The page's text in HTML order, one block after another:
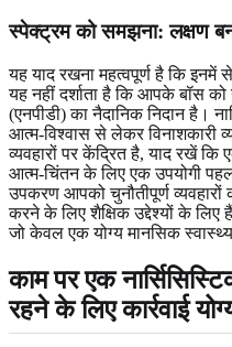
स्पेक्ट्रम को समझना: लक्षण
यह याद रखना महत्वपूर्ण है कि
यह नहीं दर्शाता है कि आपके बॉस को
(एनपीडी) का नैदानिक ​​निदान है।
आत्म-विश्वास से लेकर विनाशकारी
व्यवहारों पर केंद्रित है, याद रखें कि
आत्म-चिंतन के लिए एक उपयोगी
उपकरण आपको चुनौतीपूर्ण
करने के लिए शैक्षिक उद्देश्यों के लिए
जो केवल एक योग्य मानसिक स्वास्थ्य
काम पर एक
रहने के लिए कार्रवाई